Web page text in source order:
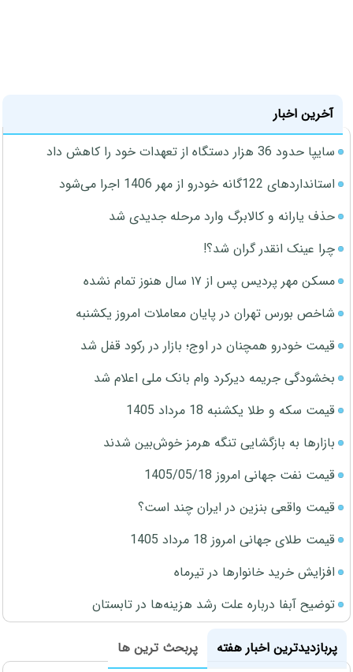
آخرین اخبار
سایپا حدود 36 هزار دستگاه از تعهدات خود را کاهش داد
استانداردهای 122گانه خودرو از مهر 1406 اجرا می‌شود
حذف یارانه و کالابرگ وارد مرحله جدیدی شد
چرا عینک انقدر گران شد؟!
مسکن مهر پردیس پس از ۱۷ سال هنوز تمام نشده
شاخص بورس تهران در پایان معاملات امروز یکشنبه
قیمت خودرو همچنان در اوج؛ بازار در رکود قفل شد
بخشودگی جریمه دیرکرد وام بانک ملی اعلام شد
قیمت سکه و طلا یکشنبه 18 مرداد 1405
بازارها به بازگشایی تنگه هرمز خوش‌بین شدند
قیمت نفت جهانی امروز 1405/05/18
قیمت واقعی بنزین در ایران چند است؟
قیمت طلای جهانی امروز 18 مرداد 1405
افزایش خرید خانوارها در تیرماه
توضیح آبفا درباره علت رشد هزینه‌ها در تابستان
پربازدیدترین اخبار هفته
پربحث ترین ها